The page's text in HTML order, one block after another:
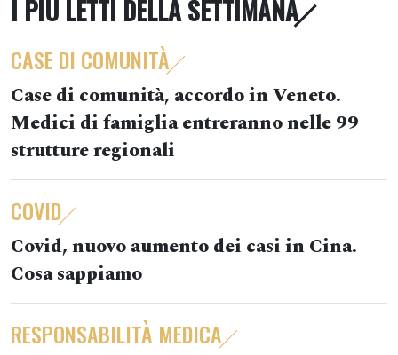
I PIÙ LETTI DELLA SETTIMANA
CASE DI COMUNITÀ
Case di comunità, accordo in Veneto.
Medici di famiglia entreranno nelle 99
strutture regionali
COVID
Covid, nuovo aumento dei casi in Cina.
Cosa sappiamo
RESPONSABILITÀ MEDICA